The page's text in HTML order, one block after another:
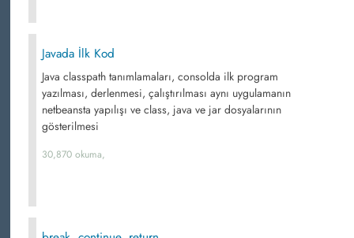
Javada İlk Kod
Java classpath tanımlamaları, consolda ilk program
yazılması, derlenmesi, çalıştırılması aynı uygulamanın
netbeansta yapılışı ve class, java ve jar dosyalarının
gösterilmesi
30,870 okuma,